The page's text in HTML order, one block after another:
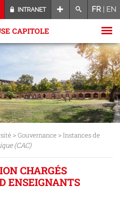
INTRANET FR | EN
CAPITOLE
>Gouvernance >Instances de
(CAC)
CHARGÉS
ENSEIGNANTS